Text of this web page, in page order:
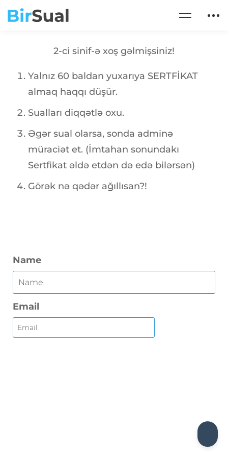
2-ci sinif-ə xoş gəlmişsiniz!
Yalnız 60 baldan yuxarıya SERTFİKAT
almaq haqqı düşür.
Sualları diqqətlə oxu.
Əgər sual olarsa, sonda adminə
müraciət et. (İmtahan sonundakı
Sertfikat əldə etdən də edə bilərsən)
Görək nə qədər ağıllısan?!
Name
Email